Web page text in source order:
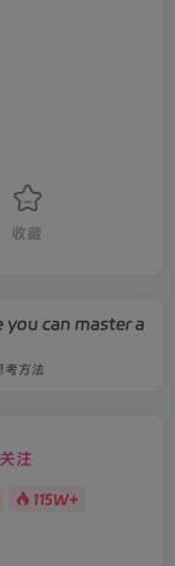
收藏
can master a
考方法
关注
115W+